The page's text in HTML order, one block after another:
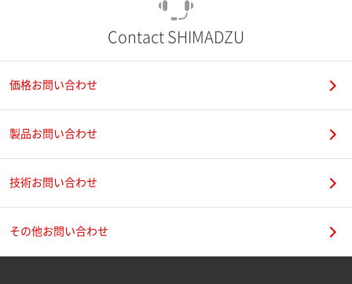
Contact SHIMADZU
価格お問い合わせ
製品お問い合わせ
技術お問い合わせ
その他お問い合わせ